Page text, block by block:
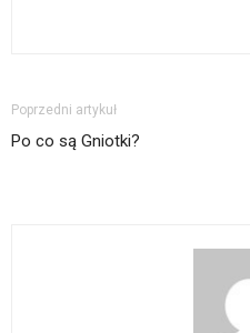
Poprzedni artykuł
Po co są Gniotki?